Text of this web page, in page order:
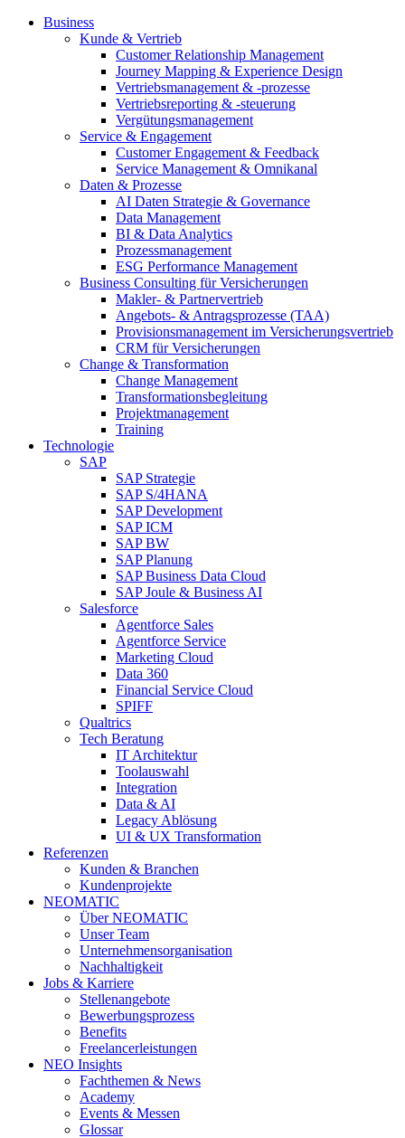
Business
Kunde & Vertrieb
Customer Relationship Management
Journey Mapping & Experience Design
Vertriebsmanagement & -prozesse
Vertriebsreporting & -steuerung
Vergütungsmanagement
Service & Engagement
Customer Engagement & Feedback
Service Management & Omnikanal
Daten & Prozesse
AI Daten Strategie & Governance
Data Management
BI & Data Analytics
Prozessmanagement
ESG Performance Management
Business Consulting für Versicherungen
Makler- & Partnervertrieb
Angebots- & Antragsprozesse (TAA)
Provisionsmanagement im Versicherungsvertrieb
CRM für Versicherungen
Change & Transformation
Change Management
Transformationsbegleitung
Projektmanagement
Training
Technologie
SAP
SAP Strategie
SAP S/4HANA
SAP Development
SAP ICM
SAP BW
SAP Planung
SAP Business Data Cloud
SAP Joule & Business AI
Salesforce
Agentforce Sales
Agentforce Service
Marketing Cloud
Data 360
Financial Service Cloud
SPIFF
Qualtrics
Tech Beratung
IT Architektur
Toolauswahl
Integration
Data & AI
Legacy Ablösung
UI & UX Transformation
Referenzen
Kunden & Branchen
Kundenprojekte
NEOMATIC
Über NEOMATIC
Unser Team
Unternehmensorganisation
Nachhaltigkeit
Jobs & Karriere
Stellenangebote
Bewerbungsprozess
Benefits
Freelancerleistungen
NEO Insights
Fachthemen & News
Academy
Events & Messen
Glossar